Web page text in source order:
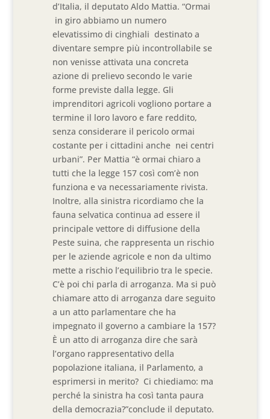
d’Italia, il deputato Aldo Mattia. “Ormai
in giro abbiamo un numero
elevatissimo di cinghiali destinato a
diventare sempre più incontrollabile se
non venisse attivata una concreta
azione di prelievo secondo le varie
forme previste dalla legge. Gli
imprenditori agricoli vogliono portare a
termine il loro lavoro e fare reddito,
senza considerare il pericolo ormai
costante per i cittadini anche nei centri
urbani”. Per Mattia “è ormai chiaro a
tutti che la legge 157 così com’è non
funziona e va necessariamente rivista.
Inoltre, alla sinistra ricordiamo che la
fauna selvatica continua ad essere il
principale vettore di diffusione della
Peste suina, che rappresenta un rischio
per le aziende agricole e non da ultimo
mette a rischio l’equilibrio tra le specie.
C’è poi chi parla di arroganza. Ma si può
chiamare atto di arroganza dare seguito
a un atto parlamentare che ha
impegnato il governo a cambiare la 157?
È un atto di arroganza dire che sarà
l’organo rappresentativo della
popolazione italiana, il Parlamento, a
esprimersi in merito? Ci chiediamo: ma
perché la sinistra ha così tanta paura
della democrazia?”conclude il deputato.